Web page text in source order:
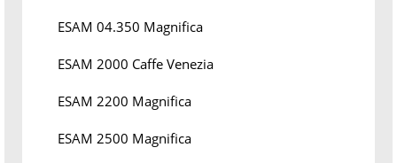
ESAM 04.350 Magnifica
ESAM 2000 Caffe Venezia
ESAM 2200 Magnifica
ESAM 2500 Magnifica